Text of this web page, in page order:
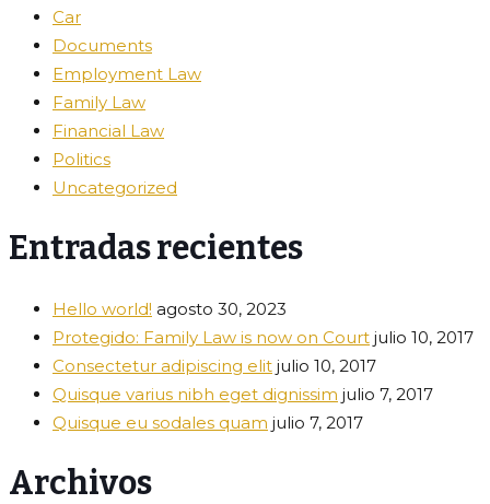
Car
Documents
Employment Law
Family Law
Financial Law
Politics
Uncategorized
Entradas recientes
Hello world! agosto 30, 2023
Protegido: Family Law is now on Court julio 10, 2017
Consectetur adipiscing elit julio 10, 2017
Quisque varius nibh eget dignissim julio 7, 2017
Quisque eu sodales quam julio 7, 2017
Archivos